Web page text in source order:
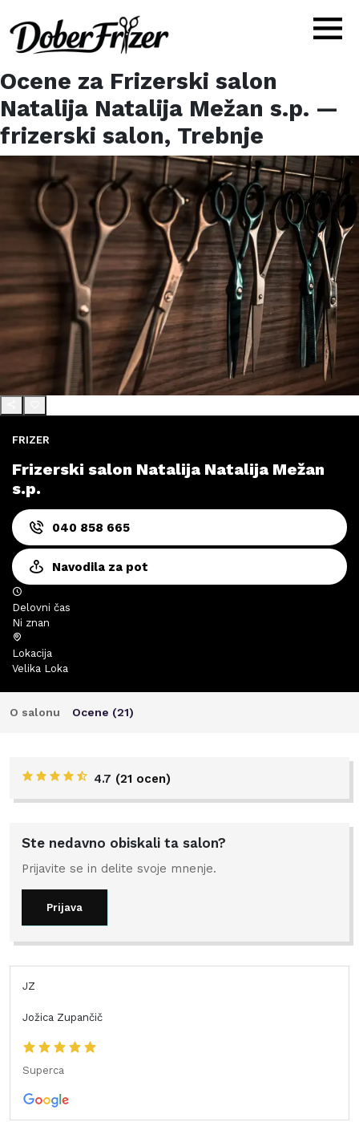
Ocene za Frizerski salon
Natalija Natalija Mežan s.p. —
frizerski salon, Trebnje
FRIZER
Frizerski salon Natalija Natalija Mežan
s.p.
040 858 665
Navodila za pot
Delovni čas
Ni znan
Lokacija
Velika Loka
O salonu Ocene (21)
4.7 (21 ocen)
Ste nedavno obiskali ta salon?
Prijavite se in delite svoje mnenje.
Prijava
JZ
Jožica Zupančič
Superca